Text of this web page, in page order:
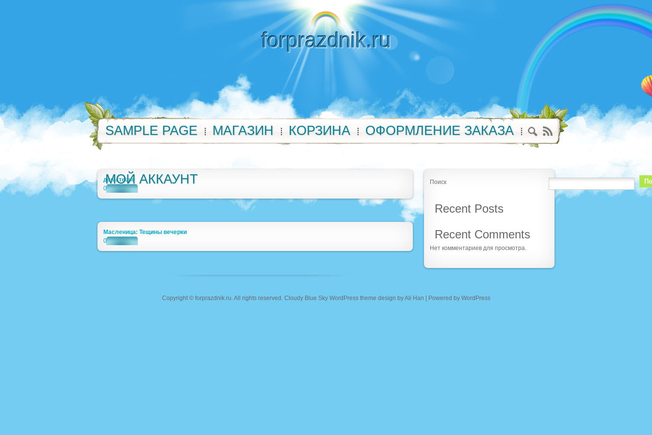
forprazdnik.ru
SAMPLE PAGE МАГАЗИН КОРЗИНА ОФОРМЛЕНИЕ ЗАКАЗА
МОЙ АККАУНТ
день тещи
0
Масленица: Тещины вечерки
0
Поиск
Recent Posts
Recent Comments
Нет комментариев для просмотра.
Copyright © forprazdnik.ru. All rights reserved. Cloudy Blue Sky WordPress theme design byAli Han | Powered by WordPress